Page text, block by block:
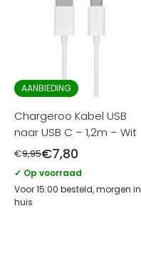
AANBIEDING
Chargeroo Kabel USB
naar USB C – 1,2m – Wit
€9,95€7,80
✓ Op voorraad
Voor 15:00 besteld, morgen in
huis